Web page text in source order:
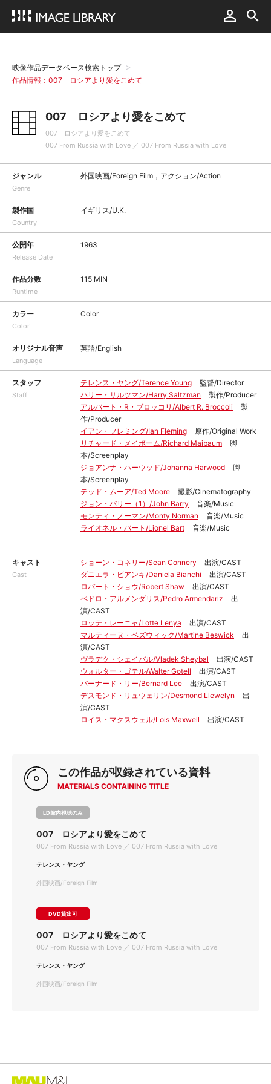
映像作品データベース検索トップ
作品情報：007 ロシアより愛をこめて
007 ロシアより愛をこめて
007 ロシアより愛をこめて
007 From Russia with Love ／ 007 From Russia with Love
ジャンル
Genre
外国映画/Foreign Film，アクション/Action
製作国
Country
イギリス/U.K.
公開年
Release Date
1963
作品分数
Runtime
115 MIN
カラー
Color
Color
オリジナル音声
Language
英語/English
スタッフ
Staff
テレンス・ヤング/Terence Young
監督/Director
ハリー・サルツマン/Harry Saltzman
製作/Producer
アルバート・R・ブロッコリ/Albert R. Broccoli
製
作/Producer
イアン・フレミング/Ian Fleming
原作/Original Work
リチャード・メイボーム/Richard Maibaum
脚
本/Screenplay
ジョアンナ・ハーウッド/Johanna Harwood
脚
本/Screenplay
テッド・ムーア/Ted Moore
撮影/Cinematography
ジョン・バリー（1）/John Barry
音楽/Music
モンティ・ノーマン/Monty Norman
音楽/Music
ライオネル・バート/Lionel Bart
音楽/Music
キャスト
Cast
ショーン・コネリー/Sean Connery
出演/CAST
ダニエラ・ビアンキ/Daniela Bianchi
出演/CAST
ロバート・ショウ/Robert Shaw
出演/CAST
ペドロ・アルメンダリス/Pedro Armendariz
出
演/CAST
ロッテ・レーニャ/Lotte Lenya
出演/CAST
マルティーヌ・ベズウィック/Martine Beswick
出
演/CAST
ヴラデク・シェイバル/Vladek Sheybal
出演/CAST
ウォルター・ゴテル/Walter Gotell
出演/CAST
バーナード・リー/Bernard Lee
出演/CAST
デスモンド・リュウェリン/Desmond Llewelyn
出
演/CAST
ロイス・マクスウェル/Lois Maxwell
出演/CAST
この作品が収録されている資料
MATERIALS CONTAINING TITLE
LD館内視聴のみ
007 ロシアより愛をこめて
007 From Russia with Love ／ 007 From Russia with Love
テレンス・ヤング
外国映画/Foreign Film
DVD貸出可
007 ロシアより愛をこめて
007 From Russia with Love ／ 007 From Russia with Love
テレンス・ヤング
外国映画/Foreign Film